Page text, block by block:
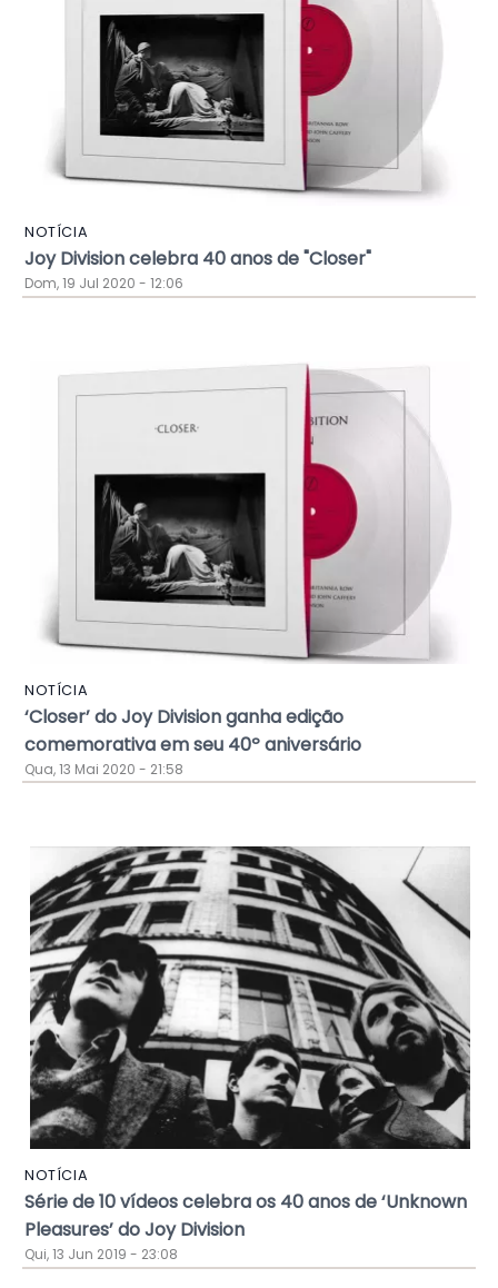
NOTÍCIA
Joy Division celebra 40 anos de "Closer"
Dom, 19 Jul 2020 - 12:06
NOTÍCIA
‘Closer’ do Joy Division ganha edição
comemorativa em seu 40º aniversário
Qua, 13 Mai 2020 - 21:58
NOTÍCIA
Série de 10 vídeos celebra os 40 anos de ‘Unknown
Pleasures’ do Joy Division
Qui, 13 Jun 2019 - 23:08